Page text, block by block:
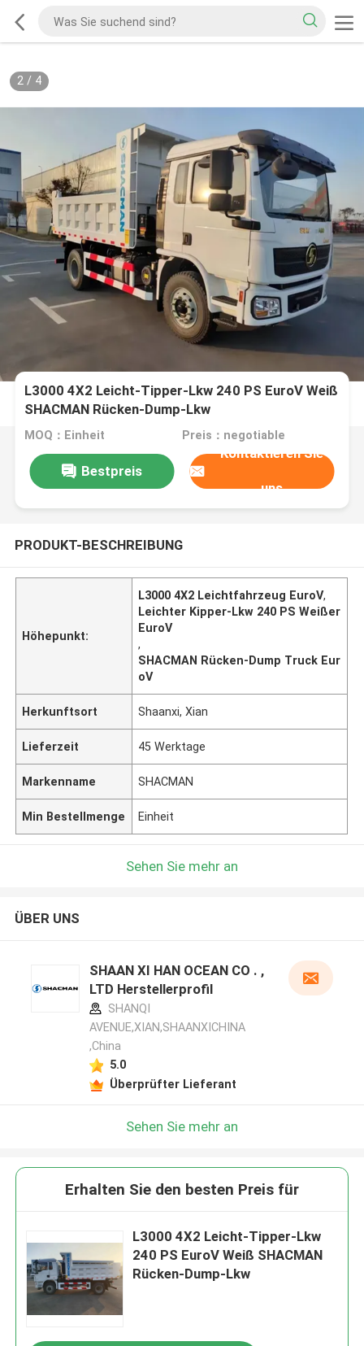
2/ 4
L3000 4X2 Leicht-Tipper-Lkw 240 PS EuroV Weiß
SHACMAN Rücken-Dump-Lkw
MOQ：Einheit Preis：negotiable
Bestpreis
Kontaktieren Sie
uns
PRODUKT-BESCHREIBUNG
Höhepunkt:
L3000 4X2 Leichtfahrzeug EuroV,
Leichter Kipper-Lkw 240 PS Weißer
EuroV
,
SHACMAN Rücken-Dump Truck Eur
oV
Herkunftsort Shaanxi, Xian
Lieferzeit 45 Werktage
Markenname SHACMAN
Min Bestellmenge Einheit
Sehen Sie mehr an
ÜBER UNS
SHAAN XI HAN OCEAN CO . ,
LTD Herstellerprofil
SHANQI
AVENUE,XIAN,SHAANXICHINA
,China
5.0
Überprüfter Lieferant
Sehen Sie mehr an
Erhalten Sie den besten Preis für
L3000 4X2 Leicht-Tipper-Lkw
240 PS EuroV Weiß SHACMAN
Rücken-Dump-Lkw